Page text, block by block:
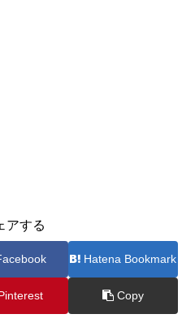
アする
Hatena Bookmark
Copy